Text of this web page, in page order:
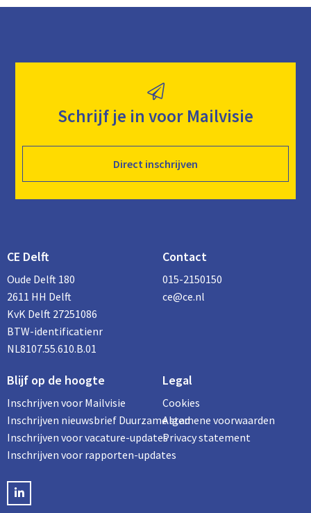
Schrijf je in voor Mailvisie
Direct inschrijven
CE Delft
Oude Delft 180
2611 HH Delft
KvK Delft 27251086
BTW-identificatienr
NL8107.55.610.B.01
Contact
015-2150150
ce@ce.nl
Blijf op de hoogte
Inschrijven voor Mailvisie
Inschrijven nieuwsbrief Duurzame stad
Inschrijven voor vacature-updates
Inschrijven voor rapporten-updates
LinkedIN
Legal
Cookies
Algemene voorwaarden
Privacy statement